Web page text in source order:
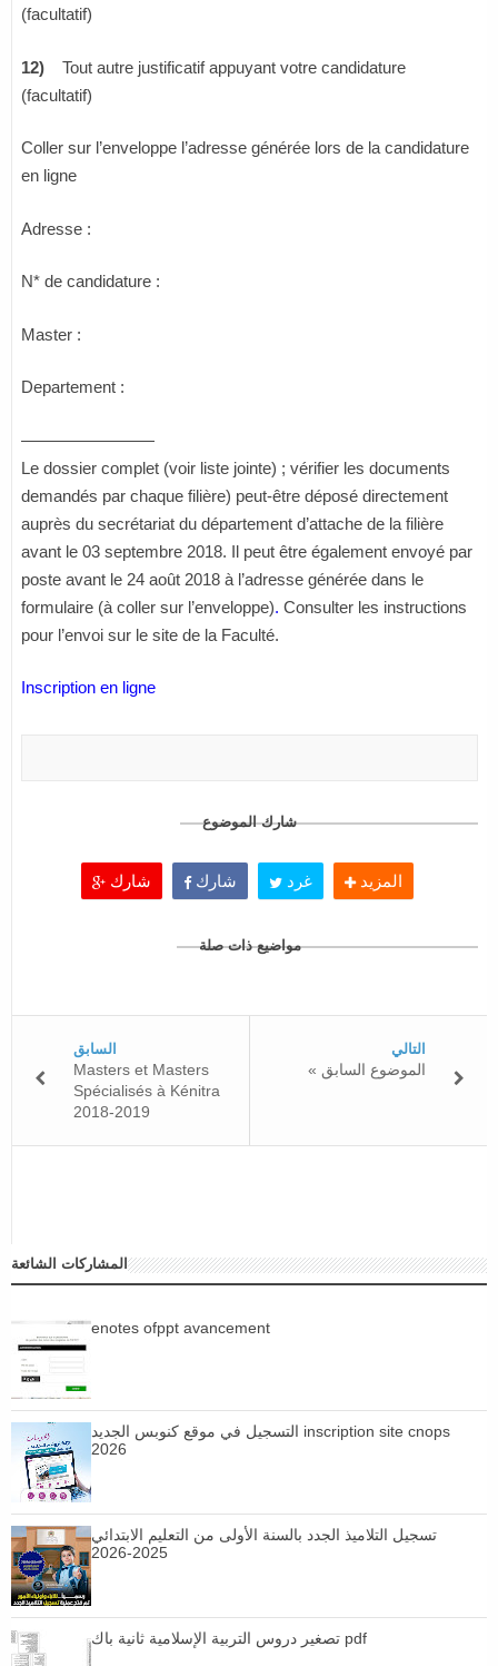
(facultatif)
12)
Tout autre justificatif appuyant votre candidature
(facultatif)
Coller sur l’enveloppe l’adresse générée lors de la candidature
en ligne
Adresse :
N* de candidature :
Master :
Departement :
————————
Le dossier complet (voir liste jointe) ; vérifier les documents
demandés par chaque filière) peut-être déposé directement
auprès du secrétariat du département d’attache de la filière
avant le 03 septembre 2018. Il peut être également envoyé par
poste avant le 24 août 2018 à l’adresse générée dans le
formulaire (à coller sur l’enveloppe). Consulter les instructions
pour l’envoi sur le site de la Faculté.
Inscription en ligne
شارك الموضوع
شارك شارك غرد المزيد
مواضيع ذات صلة
التالي
« الموضوع السابق
السابق
Masters et Masters
Spécialisés à Kénitra
2018-2019
المشاركات الشائعة
enotes ofppt avancement
التسجيل في موقع كنوبس الجديد inscription site cnops
2026
تسجيل التلاميذ الجدد بالسنة الأولى من التعليم الابتدائي
2025-2026
تصغير دروس التربية الإسلامية ثانية باك pdf